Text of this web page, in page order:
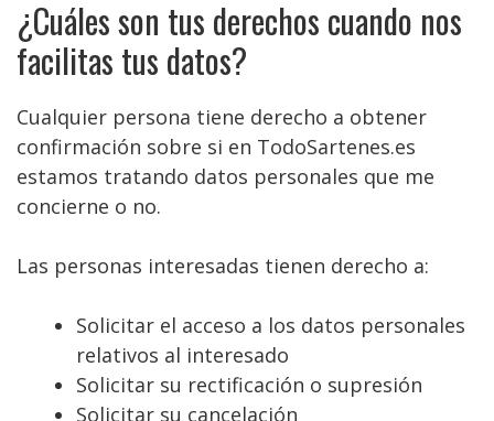
¿Cuáles son tus derechos cuando nos
facilitas tus datos?
Cualquier persona tiene derecho a obtener
confirmación sobre si en TodoSartenes.es
estamos tratando datos personales que me
concierne o no.
Las personas interesadas tienen derecho a:
Solicitar el acceso a los datos personales
relativos al interesado
Solicitar su rectificación o supresión
Solicitar su cancelación